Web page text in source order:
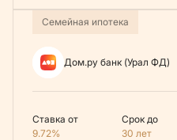
Семейная ипотека
Дом.ру банк (Урал ФД)
Ставка от
9.72%
Срок до
30 лет